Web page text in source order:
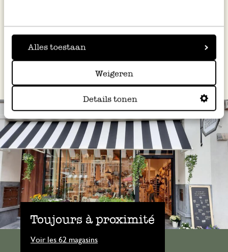
Alles toestaan
Weigeren
Details tonen
Cette recette a été imaginée pour Dille & Kamille par
Louise
De Brabandere.
Toujours à proximité
Voir les 62 magasins